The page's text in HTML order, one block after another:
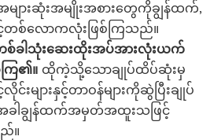
ျားဆုံးအမျိုးအစားတွေကိုချွန်ထက်,
တစ်လောကလုံးဖြစ်ကြသည်။
စ်ခါသုံးဆေးထိုးအပ်အားလုံးယက်
ြ၏။ ထိုကဲ့သို့သောချုပ်ထိပ်ဆုံးမှ
လိုင်းများနှင့်တာဝန်များကိုဆွဲပြီးချုပ်
ခါချွန်ထက်အမှတ်အထူးသဖြင့်
။